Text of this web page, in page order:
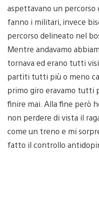
aspettavano un percorso
fanno i militari, invece
percorso delineato nel
Mentre andavamo
tornava ed erano tutti
partiti tutti più o meno
primo giro eravamo tutti
finire mai. Alla fine però
non perdere di vista il
come un treno e mi
fatto il controllo